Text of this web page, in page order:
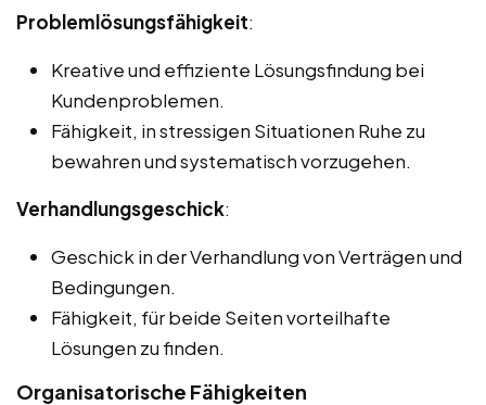
Problemlösungsfähigkeit:
Kreative und effiziente Lösungsfindung bei
Kundenproblemen.
Fähigkeit, in stressigen Situationen Ruhe zu
bewahren und systematisch vorzugehen.
Verhandlungsgeschick:
Geschick in der Verhandlung von Verträgen und
Bedingungen.
Fähigkeit, für beide Seiten vorteilhafte
Lösungen zu finden.
Organisatorische Fähigkeiten